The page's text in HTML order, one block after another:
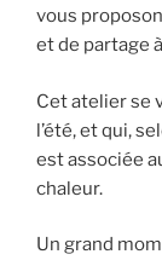
vous
et de partage
Cet atelier se
l’été, et qui,
est associée
chaleur.
Un grand